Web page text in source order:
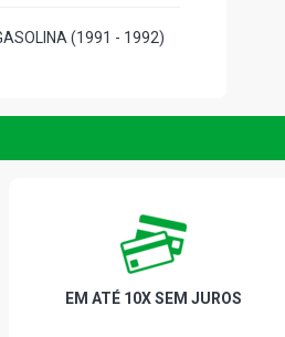
(1991 - 1992)
1.6 16V GASOLINA
1.6 16V GASOLINA
GASOLINA (1997 - 1992)
EM ATÉ 10X SEM JUROS